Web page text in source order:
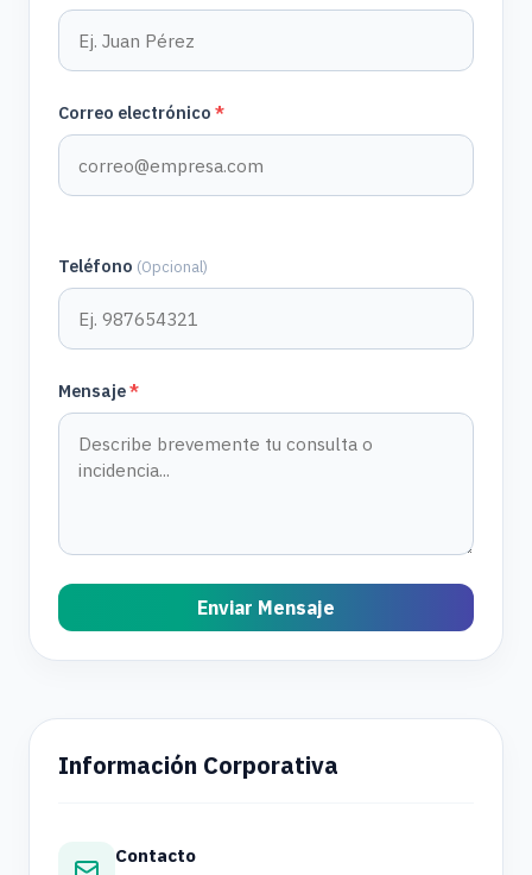
Correo electrónico *
Teléfono (Opcional)
Mensaje*
Enviar Mensaje
Información Corporativa
Contacto